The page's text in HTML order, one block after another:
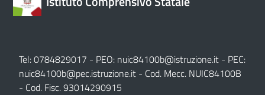
Tel: 0784829017 - PEO: nuic84100b@istruzione.it - PEC:
nuic84100b@pec.istruzione.it - Cod. Mecc. NUIC84100B
- Cod. Fisc. 93014290915